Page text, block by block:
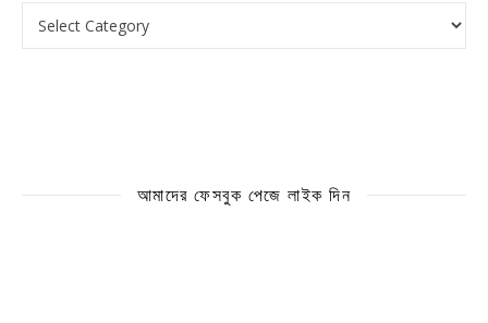
আমাদের ফেসবুক পেজে লাইক দিন